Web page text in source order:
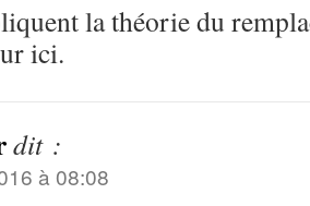
la théorie du
ici.
dit :
à 08:08